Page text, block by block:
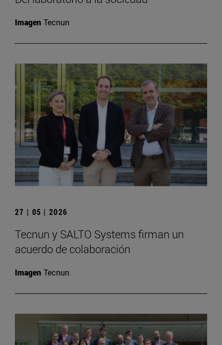
Imagen Tecnun
27 | 05 | 2026
Tecnun y SALTO Systems firman un
acuerdo de colaboración
Imagen Tecnun